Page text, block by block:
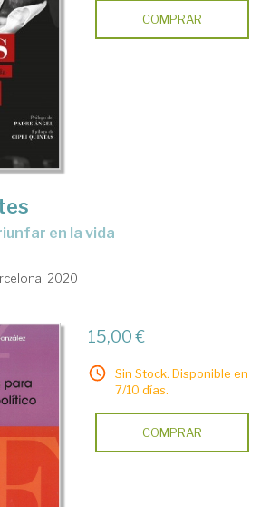
COMPRAR
en la vida
2020
15,00 €
Sin Stock. Disponible en
7/10 días.
COMPRAR